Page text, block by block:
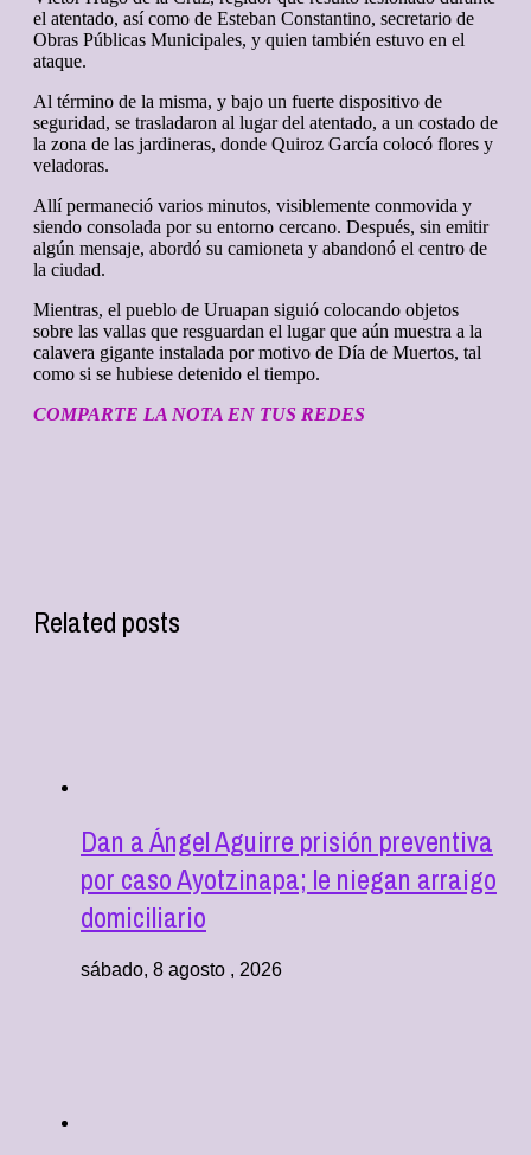
el atentado, así como de Esteban Constantino, secretario de
Obras Públicas Municipales, y quien también estuvo en el
ataque.
Al término de la misma, y bajo un fuerte dispositivo de
seguridad, se trasladaron al lugar del atentado, a un costado de
la zona de las jardineras, donde Quiroz García colocó flores y
veladoras.
Allí permaneció varios minutos, visiblemente conmovida y
siendo consolada por su entorno cercano. Después, sin emitir
algún mensaje, abordó su camioneta y abandonó el centro de
la ciudad.
Mientras, el pueblo de Uruapan siguió colocando objetos
sobre las vallas que resguardan el lugar que aún muestra a la
calavera gigante instalada por motivo de Día de Muertos, tal
como si se hubiese detenido el tiempo.
COMPARTE LA NOTA EN TUS REDES
Related posts
Dan a Ángel Aguirre prisión preventiva
por caso Ayotzinapa; le niegan arraigo
domiciliario
sábado, 8 agosto , 2026